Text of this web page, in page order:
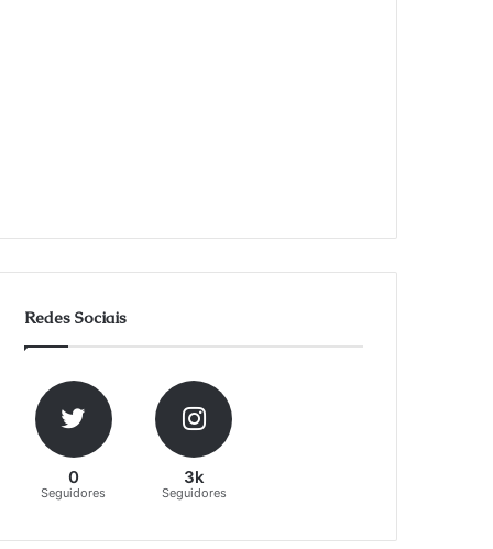
Redes Sociais
0
Seguidores
3k
Seguidores